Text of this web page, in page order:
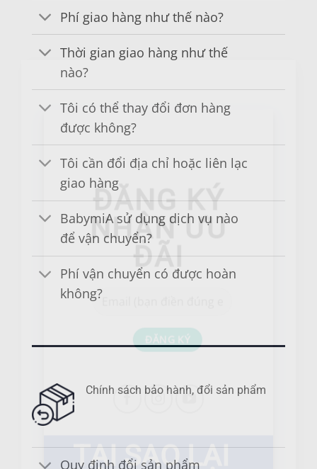
ĐĂNG KÝ
NHẬN ƯU
ĐÃI
×
Phí giao hàng như thế nào?
Thời gian giao hàng như thế
nào?
Tôi có thể thay đổi đơn hàng
được không?
Tôi cần đổi địa chỉ hoặc liên lạc
giao hàng
BabymiA sử dụng dịch vụ nào
để vận chuyển?
Phí vận chuyển có được hoàn
không?
Chính sách bảo hành, đổi sản phẩm
Quy định đổi sản phẩm